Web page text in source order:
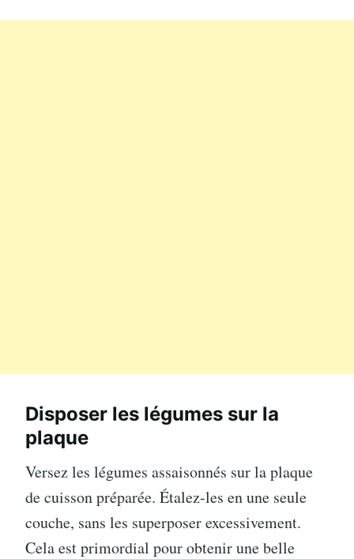
Disposer les légumes sur la
plaque
Versez les légumes assaisonnés sur la plaque
de cuisson préparée. Étalez-les en une seule
couche, sans les superposer excessivement.
Cela est primordial pour obtenir une belle